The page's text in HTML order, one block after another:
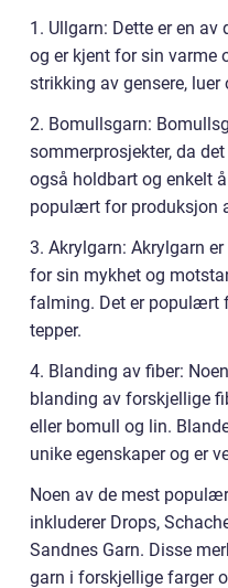
1. Ullgarn: Dette er en
og er kjent for sin varme
strikking av gensere, luer
2. Bomullsgarn:
sommerprosjekter, da
også holdbart og enkelt
populært for produksjon
3. Akrylgarn: Akrylgarn
for sin mykhet og
falming. Det er populært
tepper.
4. Blanding av fiber:
blanding av forskjellige
eller bomull og lin.
unike egenskaper og er
Noen av de mest
inkluderer Drops,
Sandnes Garn. Disse
garn i forskjellige farger